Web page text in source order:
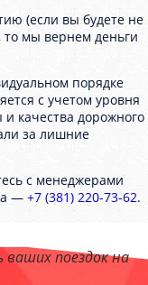
(если вы будете не
то мы вернем деньги
порядке
с учетом уровня
и качества дорожного
за лишние
с менеджерами
— +7 (381) 220-73-62.
ваших поездок на